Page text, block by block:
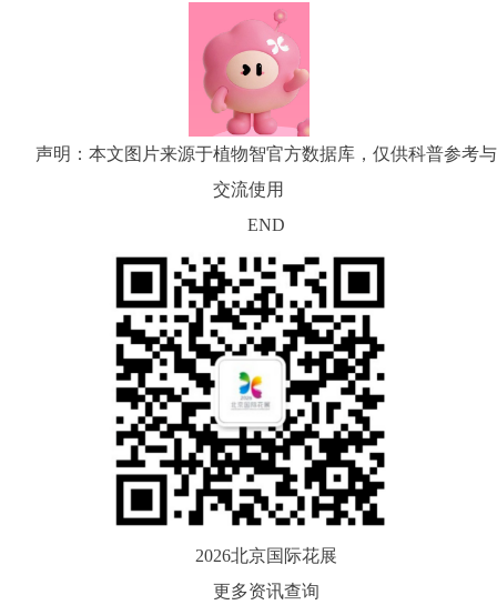
声明：本文图片来源于植物智官方数据库，仅供科普参考与
交流使用
END
2026北京国际花展
更多资讯查询